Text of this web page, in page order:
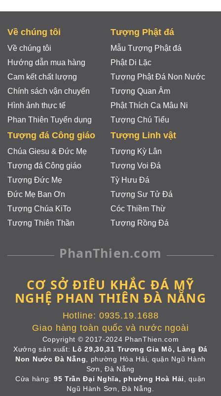
Về chúng tôi
Về chúng tôi
Hướng dẫn mua hàng
Cam kết chất lượng
Chính sách vận chuyển
Hình ảnh thực tế
Phan Thiên Tuyển dụng
Tượng Phật đá
Mẫu Tượng Phật đá
Phật Di Lặc
Tượng Phật Đá Non Nước
Tượng Quan Âm
Phật Thích Ca Mâu Ni
Tượng Chú Tiểu
Tượng đá Công giáo
Chúa Giesu & Đức Mẹ
Tượng đá Công giáo
Tượng Đức Mẹ
Đức Mẹ Ban Ơn
Tượng Chúa KiTo
Tượng Thiên Thần
Tượng Linh vật
Tượng Kỳ Lân
Tượng Voi Đá
Tỳ Hưu Đá
Tượng Sư Tử Đá
Cóc Thiềm Thừ
Tượng Rồng Đá
PhanThien.com
CƠ SỞ ĐIÊU KHẮC ĐÁ MỸ
NGHỆ PHAN THIÊN ĐÀ NẴNG
Hotline: 0935.19.1688
Giao hàng toàn quốc và nước ngoài
Copyright © 2017-2024 PhanThien.com
Xưởng sản xuất: Lô 29,30,31 Trương Gia Mô, Làng Đá
Non Nước Đà Nẵng , phường Hòa Hải, quận Ngũ Hành
Sơn, Đà Nẵng
Cửa hàng: 95 Trần Đại Nghĩa, phường Hoà Hải
, quận
Ngũ Hành Sơn, Đà Nẵng.